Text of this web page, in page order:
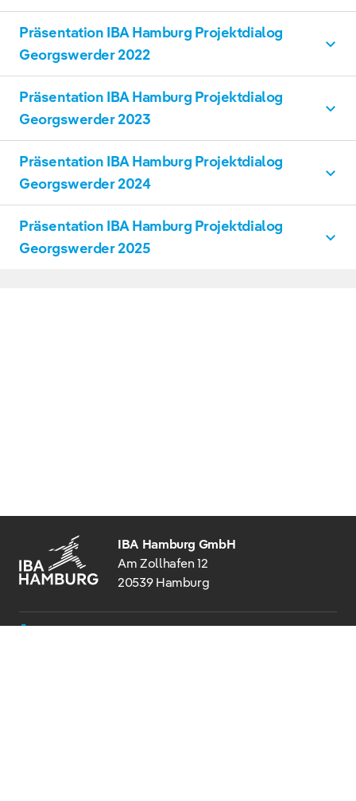
DOWNLOAD
Georgswerder
DOWNLOAD
Präsentation IBA Hamburg Projektdialog
Georgswerder 2022
Georgswerder
DOWNLOAD
Präsentation IBA Hamburg Projektdialog
Georgswerder 2023
Georgswerder
DOWNLOAD
Präsentation IBA Hamburg Projektdialog
Georgswerder 2024
Georgswerder
Präsentation IBA Hamburg Projektdialog
Georgswerder 2025
IBA Hamburg GmbH
Am Zollhafen 12
20539 Hamburg
+49 40 22 62 27 - 0